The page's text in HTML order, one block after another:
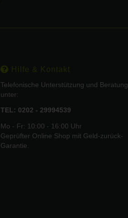
Hilfe & Kontakt
Telefonische Unterstützung und Beratung
unter:
TEL: 0202 - 29994539
Mo - Fr: 10:00 - 16:00 Uhr
Geprüfter Online Shop mit Geld-zurück-
Garantie.